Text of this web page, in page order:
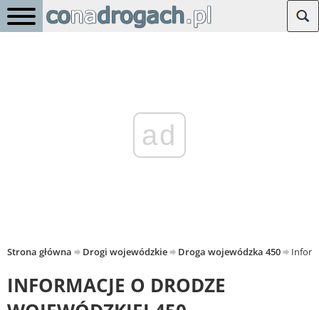
ad
Strona główna Drogi wojewódzkie Droga wojewódzka 450
INFORMACJE O DRODZE